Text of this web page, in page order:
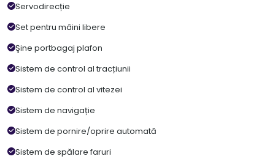
Servodirecție
Set pentru mâini libere
Şine portbagaj plafon
Sistem de control al tracțiunii
Sistem de control al vitezei
Sistem de navigație
Sistem de pornire/oprire automată
Sistem de spălare faruri